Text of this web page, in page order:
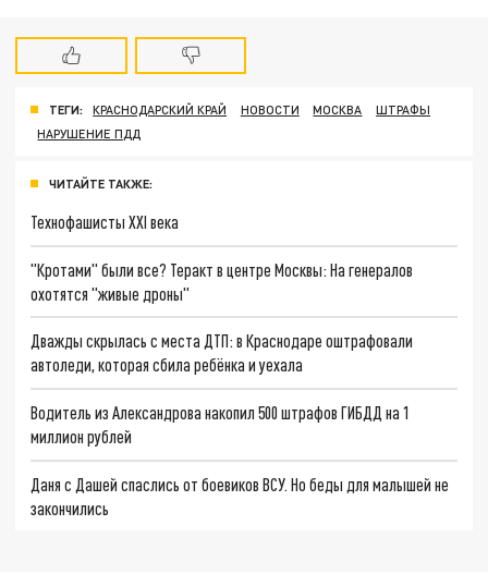
ТЕГИ: КРАСНОДАРСКИЙ КРАЙ НОВОСТИ МОСКВА
ШТРАФЫ
НАРУШЕНИЕ ПДД
ЧИТАЙТЕ ТАКЖЕ:
Технофашисты XXI века
"Кротами" были все? Теракт в центре Москвы: На генералов
охотятся "живые дроны"
Дважды скрылась с места ДТП: в Краснодаре оштрафовали
автоледи, которая сбила ребёнка и уехала
Водитель из Александрова накопил 500 штрафов ГИБДД на 1
миллион рублей
Даня с Дашей спаслись от боевиков ВСУ. Но беды для малышей не
закончились